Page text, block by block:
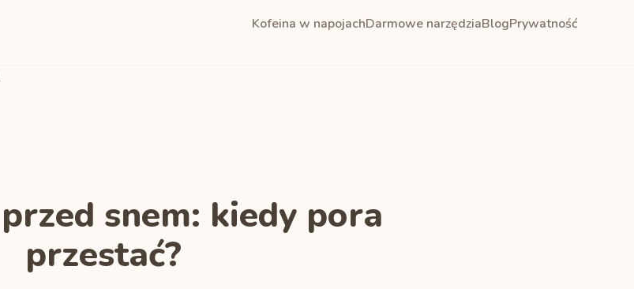
Kofeina w napojachDarmowe narzędziaBlogPrywatność
przed snem: kiedy pora
przestać?